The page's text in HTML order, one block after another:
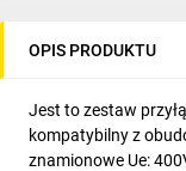
OPIS PRODUKTU
Jest to zestaw
kompatybilny z
znamionowe Ue: